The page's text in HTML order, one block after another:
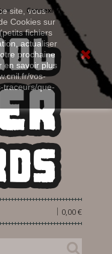
site, vous
Cookies sur
fichiers
actualiser
prochaine
en savoir plus
vos-
traceurs/que-
Connexion
0,00 €
|